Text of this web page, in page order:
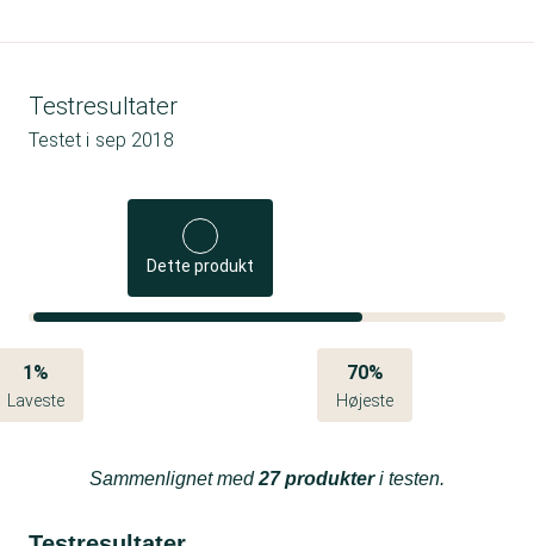
Testresultater
Testet i sep 2018
Dette produkt
1%
Laveste
70%
Højeste
Sammenlignet med27 produkteri testen.